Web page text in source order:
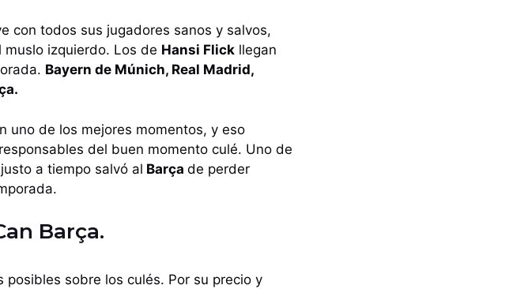
con todos sus jugadores sanos y salvos,
izquierdo. Los de Hansi Flick llegan
Bayern de Múnich, Real Madrid,
uno de los mejores momentos, y eso
del buen momento culé. Uno de
a tiempo salvó al Barça de perder
Barça.
sobre los culés. Por su precio y